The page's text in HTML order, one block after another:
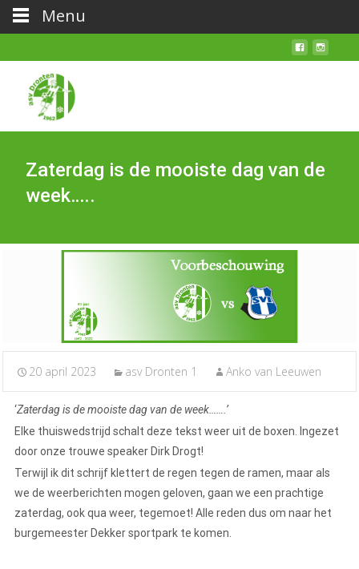
Zaterdag is de mooiste dag van de
week…..
20 april 2023 asv Dronten 1 Anko van Leeuwen
‘Zaterdag is de mooiste dag van de week…….’
Elke thuiswedstrijd schalt deze tekst weer uit de boxen. Ingezet
door onze trouwe speaker Dirk Drogt!
Terwijl ik dit schrijf klettert de regen tegen de ramen, maar als
we de weerberichten mogen geloven, gaan we een prachtige
zaterdag, ook qua weer, tegemoet! Alle reden dus om naar het
burgemeester Dekker sportpark te komen.
Menu